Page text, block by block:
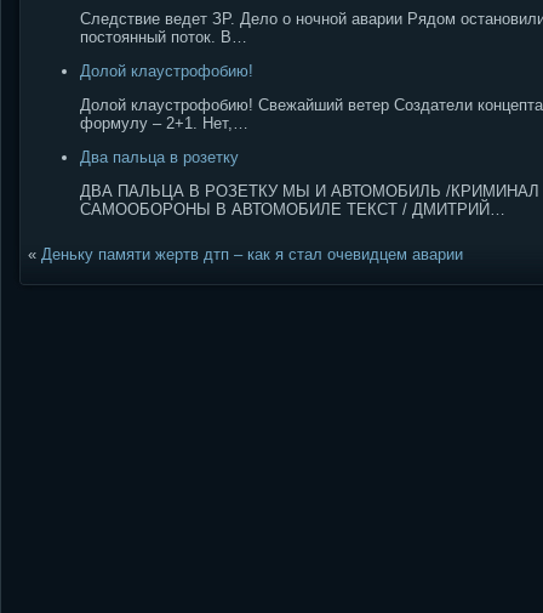
Следствие ведет ЗР. Дело о ночной аварии Рядом
постоянный поток. В…
Долой клаустрофобию!
Долой клаустрофобию! Свежайший ветер Создатели
формулу – 2+1. Нет,…
Два пальца в розетку
ДВА ПАЛЬЦА В РОЗЕТКУ МЫ И АВТОМОБИЛЬ /КРИМИНАЛ
САМООБОРОНЫ В АВТОМОБИЛЕ ТЕКСТ / ДМИТРИЙ…
« Деньку памяти жертв дтп – как я стал очевидцем аварии